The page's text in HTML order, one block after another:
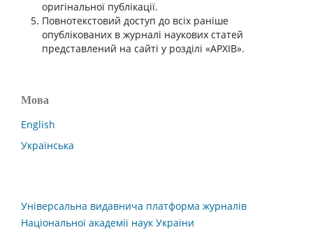
оригінальної публікації.
Повнотекстовий доступ до всіх раніше
опублікованих в журналі наукових статей
представлений на сайті у розділі «АРХІВ».
Мова
English
Українська
Універсальна видавнича платформа журналів
Національної академії наук України